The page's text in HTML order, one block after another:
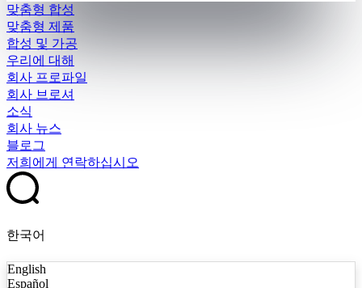
맞춤형 합성
맞춤형 제품
합성 및 가공
우리에 대해
회사 프로파일
회사 브로셔
소식
회사 뉴스
블로그
저희에게 연락하십시오
한국어
English
Español